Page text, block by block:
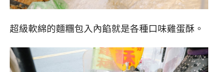
超級軟綿的麵糰包入內餡就是各種口味雞蛋酥。